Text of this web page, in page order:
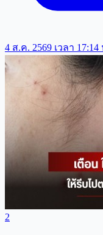
4 ส.ค. 2569 เวลา 17:14
2